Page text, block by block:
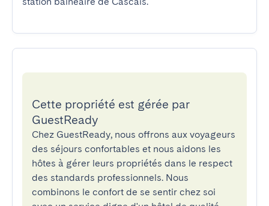
Cette propriété est gérée par
GuestReady
Chez GuestReady, nous offrons aux voyageurs
des séjours confortables et nous aidons les
hôtes à gérer leurs propriétés dans le respect
des standards professionnels. Nous
combinons le confort de se sentir chez soi